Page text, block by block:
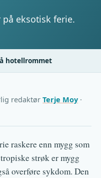
eksotisk ferie.
hotellrommet
redaktørTerje Moy ·
raskere enn mygg som
strøk er mygg
overføre sykdom. Den